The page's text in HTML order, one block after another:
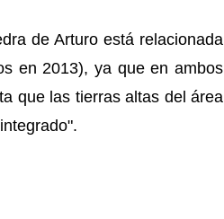
de Arturo está relacionada
en 2013), ya que en ambos
que las tierras altas del área